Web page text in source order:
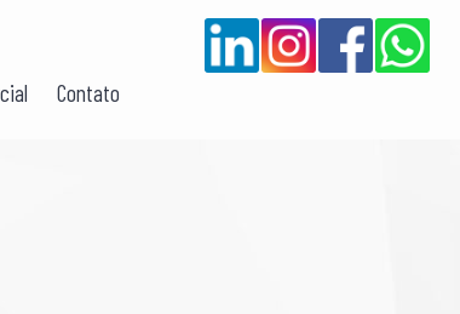
Contato